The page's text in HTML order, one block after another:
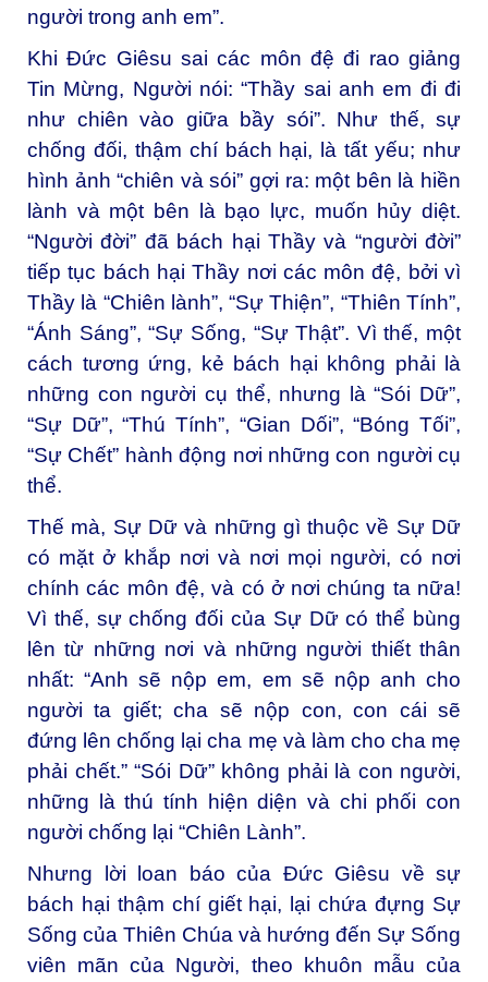
người trong anh em”.
Khi Đức Giêsu sai các môn đệ đi rao giảng
Tin Mừng, Người nói: “Thầy sai anh em đi đi
như chiên vào giữa bầy sói”. Như thế, sự
chống đối, thậm chí bách hại, là tất yếu; như
hình ảnh “chiên và sói” gợi ra: một bên là hiền
lành và một bên là bạo lực, muốn hủy diệt.
“Người đời” đã bách hại Thầy và “người đời”
tiếp tục bách hại Thầy nơi các môn đệ, bởi vì
Thầy là “Chiên lành”, “Sự Thiện”, “Thiên Tính”,
“Ánh Sáng”, “Sự Sống, “Sự Thật”. Vì thế, một
cách tương ứng, kẻ bách hại không phải là
những con người cụ thể, nhưng là “Sói Dữ”,
“Sự Dữ”, “Thú Tính”, “Gian Dối”, “Bóng Tối”,
“Sự Chết” hành động nơi những con người cụ
thể.
Thế mà, Sự Dữ và những gì thuộc về Sự Dữ
có mặt ở khắp nơi và nơi mọi người, có nơi
chính các môn đệ, và có ở nơi chúng ta nữa!
Vì thế, sự chống đối của Sự Dữ có thể bùng
lên từ những nơi và những người thiết thân
nhất: “Anh sẽ nộp em, em sẽ nộp anh cho
người ta giết; cha sẽ nộp con, con cái sẽ
đứng lên chống lại cha mẹ và làm cho cha mẹ
phải chết.” “Sói Dữ” không phải là con người,
những là thú tính hiện diện và chi phối con
người chống lại “Chiên Lành”.
Nhưng lời loan báo của Đức Giêsu về sự
bách hại thậm chí giết hại, lại chứa đựng Sự
Sống của Thiên Chúa và hướng đến Sự Sống
viên mãn của Người, theo khuôn mẫu của